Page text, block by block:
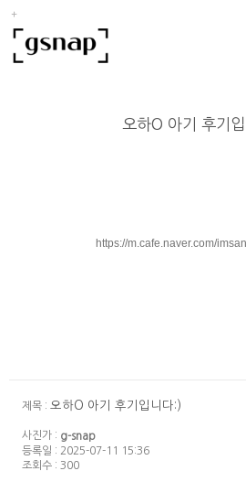
오하O 아기 후기
https://m.cafe.naver.com/
제목 : 오하O 아기 후기입니다:)
사진가 : g-snap
등록일 : 2025-07-11 15:36
조회수 : 300